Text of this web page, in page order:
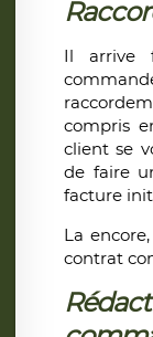
Il arrive
compris
client se
de faire
facture
La
contrat